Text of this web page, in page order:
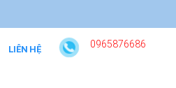
LIÊN HỆ 0965876686